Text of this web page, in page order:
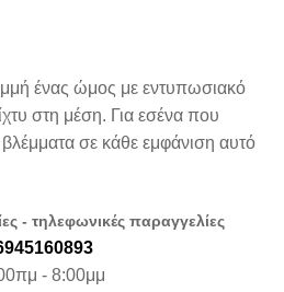
ένας ώμος με εντυπωσιακό
στη μέση. Για εσένα που
σε κάθε εμφάνιση αυτό
- τηλεφωνικές παραγγελίες
- 8:00μμ